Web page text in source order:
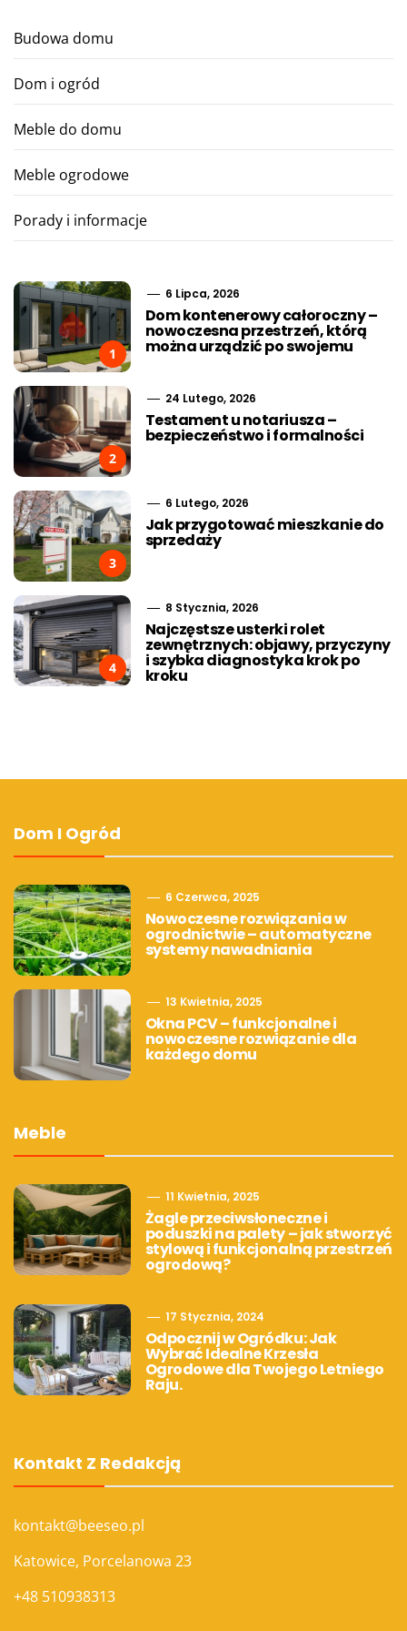
Budowa domu
Dom i ogród
Meble do domu
Meble ogrodowe
Porady i informacje
1
6 Lipca, 2026
Dom kontenerowy całoroczny –
nowoczesna przestrzeń, którą
można urządzić po swojemu
2
24 Lutego, 2026
Testament u notariusza –
bezpieczeństwo i formalności
3
6 Lutego, 2026
Jak przygotować mieszkanie do
sprzedaży
4
8 Stycznia, 2026
Najczęstsze usterki rolet
zewnętrznych: objawy, przyczyny
i szybka diagnostyka krok po
kroku
Dom I Ogród
6 Czerwca, 2025
Nowoczesne rozwiązania w
ogrodnictwie – automatyczne
systemy nawadniania
13 Kwietnia, 2025
Okna PCV – funkcjonalne i
nowoczesne rozwiązanie dla
każdego domu
Meble
11 Kwietnia, 2025
Żagle przeciwsłoneczne i
poduszki na palety – jak stworzyć
stylową i funkcjonalną przestrzeń
ogrodową?
17 Stycznia, 2024
Odpocznij w Ogródku: Jak
Wybrać Idealne Krzesła
Ogrodowe dla Twojego Letniego
Raju.
Kontakt Z Redakcją
kontakt@beeseo.pl
Katowice, Porcelanowa 23
+48 510938313